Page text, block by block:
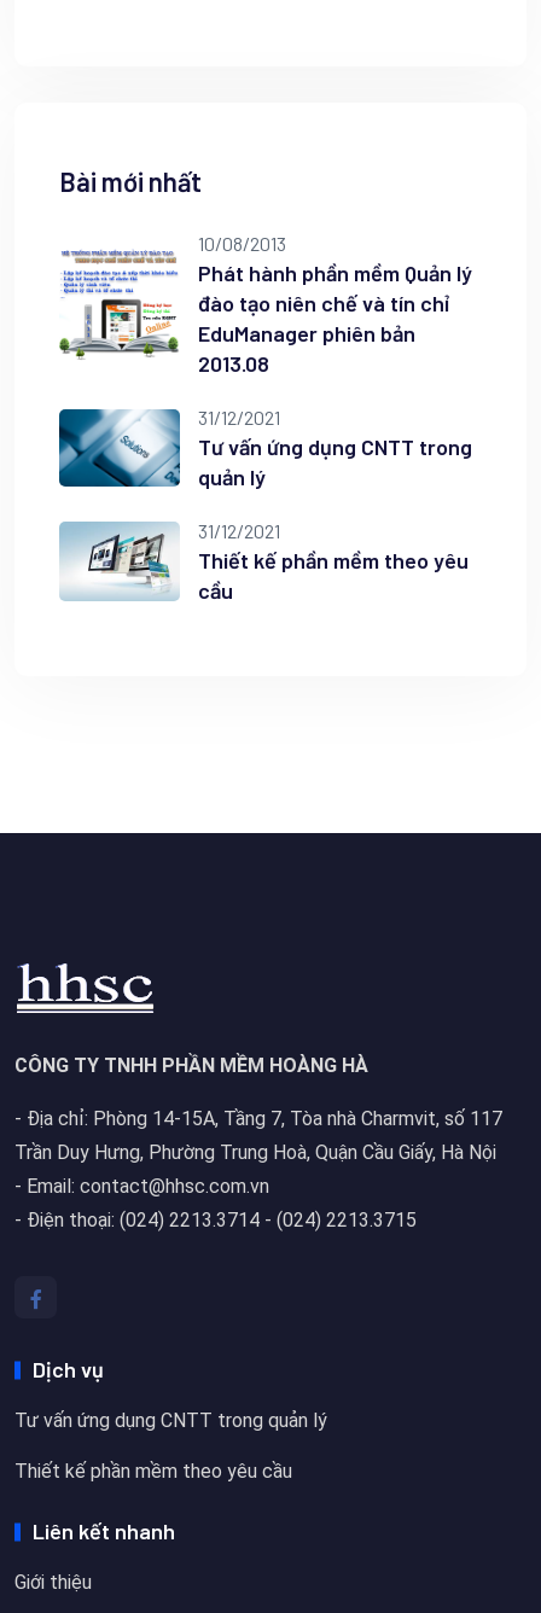
Bài mới nhất
10/08/2013
Phát hành phần mềm Quản lý
đào tạo niên chế và tín chỉ
EduManager phiên bản
2013.08
31/12/2021
Tư vấn ứng dụng CNTT trong
quản lý
31/12/2021
Thiết kế phần mềm theo yêu
cầu
CÔNG TY TNHH PHẦN MỀM HOÀNG HÀ
- Địa chỉ: Phòng 14-15A, Tầng 7, Tòa nhà Charmvit, số 117
Trần Duy Hưng, Phường Trung Hoà, Quận Cầu Giấy, Hà Nội
- Email: contact@hhsc.com.vn
- Điện thoại: (024) 2213.3714 - (024) 2213.3715
Dịch vụ
Tư vấn ứng dụng CNTT trong quản lý
Thiết kế phần mềm theo yêu cầu
Liên kết nhanh
Giới thiệu